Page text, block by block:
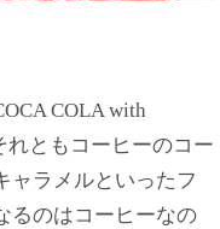
COLA with
れともコーヒーのコー
ャラメルといったフ
るのはコーヒーなの